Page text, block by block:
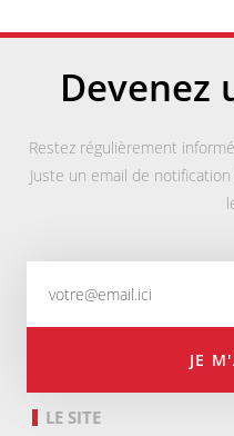
Devenez
Restez régulièrement
Juste un email de
JE
LE SITE